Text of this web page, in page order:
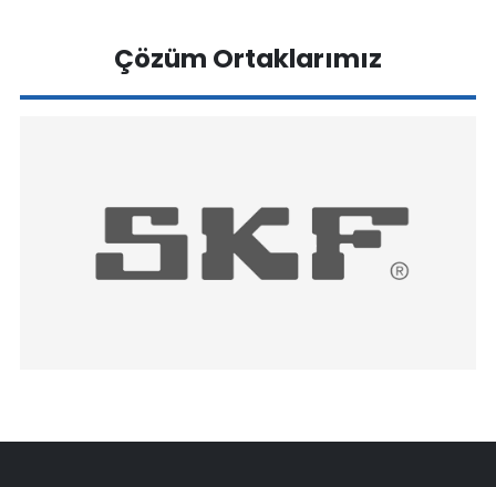
Çözüm Ortaklarımız